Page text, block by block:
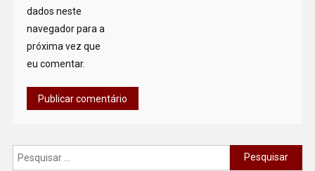
dados neste
navegador para a
próxima vez que
eu comentar.
Pesquisar